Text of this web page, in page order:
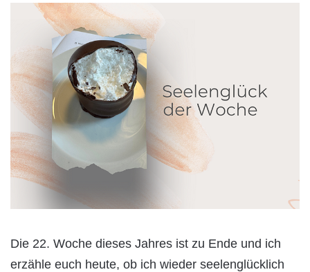
Die 22. Woche dieses Jahres ist zu Ende und ich
erzähle euch heute, ob ich wieder seelenglücklich